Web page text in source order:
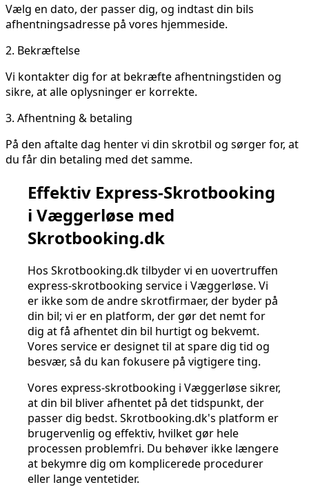
Vælg en dato, der passer dig, og indtast din bils
afhentningsadresse på vores hjemmeside.
2. Bekræftelse
Vi kontakter dig for at bekræfte afhentningstiden og
sikre, at alle oplysninger er korrekte.
3. Afhentning & betaling
På den aftalte dag henter vi din skrotbil og sørger for, at
du får din betaling med det samme.
Effektiv Express-Skrotbooking
i Væggerløse med
Skrotbooking.dk
Hos Skrotbooking.dk tilbyder vi en uovertruffen
express-skrotbooking service i Væggerløse. Vi
er ikke som de andre skrotfirmaer, der byder på
din bil; vi er en platform, der gør det nemt for
dig at få afhentet din bil hurtigt og bekvemt.
Vores service er designet til at spare dig tid og
besvær, så du kan fokusere på vigtigere ting.
Vores express-skrotbooking i Væggerløse sikrer,
at din bil bliver afhentet på det tidspunkt, der
passer dig bedst. Skrotbooking.dk's platform er
brugervenlig og effektiv, hvilket gør hele
processen problemfri. Du behøver ikke længere
at bekymre dig om komplicerede procedurer
eller lange ventetider.